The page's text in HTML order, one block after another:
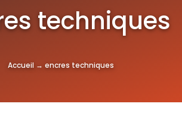
techniques
Accueil → encres techniques